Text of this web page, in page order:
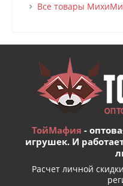
Все товары
ТойМафия -
игрушек. И
Расчет личной